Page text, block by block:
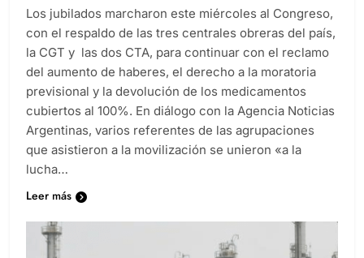
Los jubilados marcharon este miércoles al Congreso,
con el respaldo de las tres centrales obreras del país,
la CGT y las dos CTA, para continuar con el reclamo
del aumento de haberes, el derecho a la moratoria
previsional y la devolución de los medicamentos
cubiertos al 100%. En diálogo con la Agencia Noticias
Argentinas, varios referentes de las agrupaciones
que asistieron a la movilización se unieron «a la
lucha…
Leer más